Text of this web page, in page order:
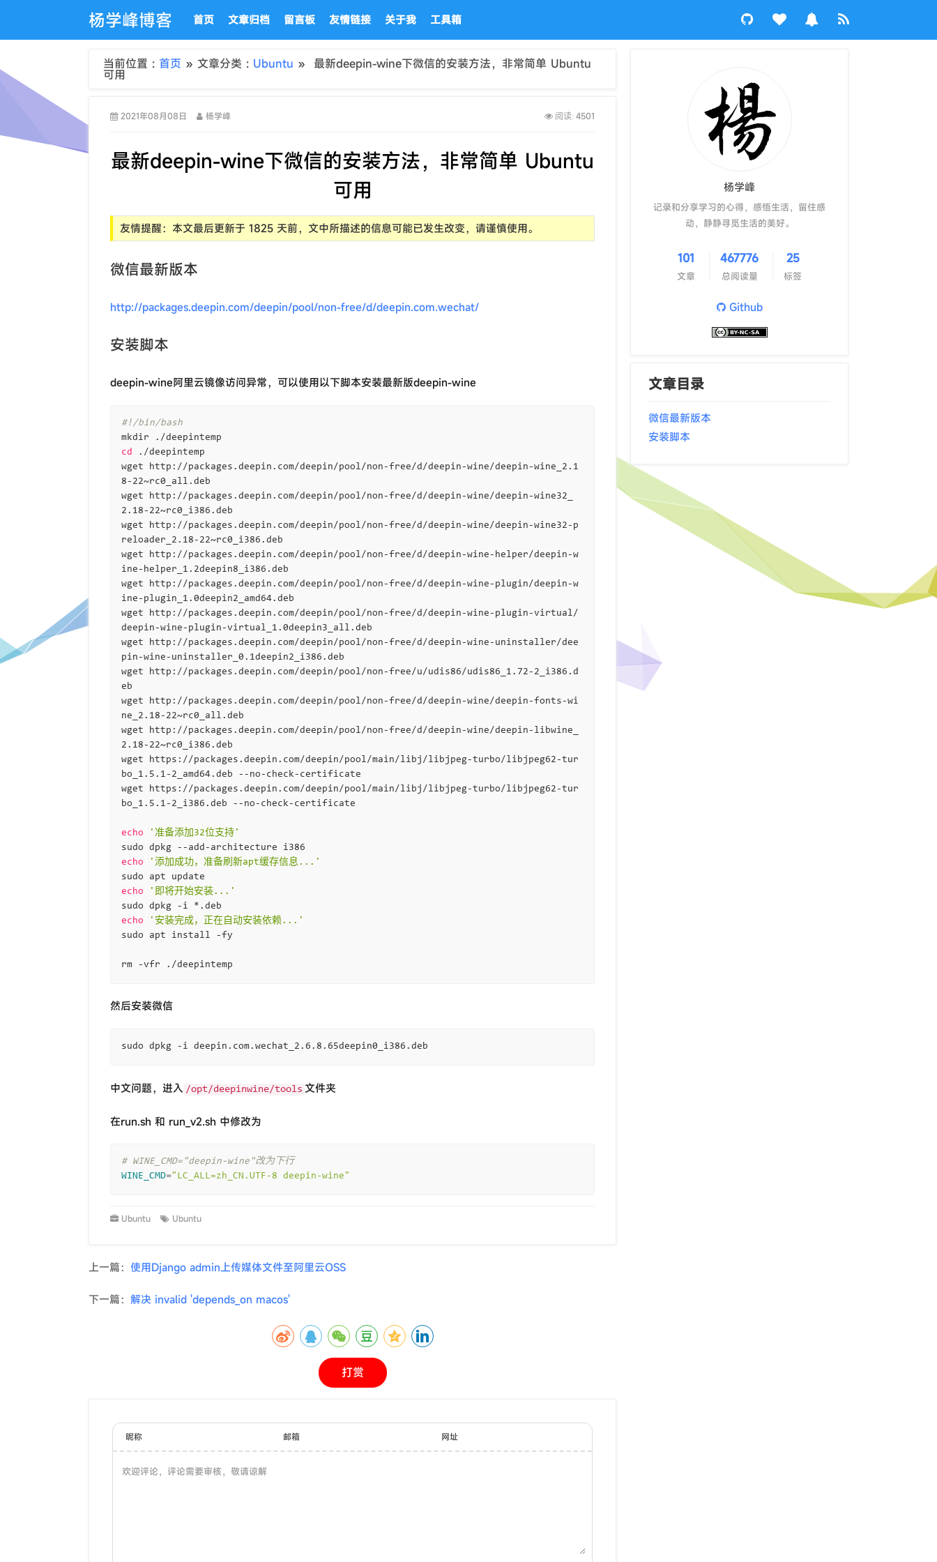
杨学峰博客 首页 文章归档 留言板 友情链接 关于我 工具箱
当前位置 : 首页 » 文章分类 : Ubuntu » 最新deepin-wine下微信的安装方法，非常简单 Ubuntu
可用
2021年08月08日 杨学峰 阅读: 4501
最新deepin-wine下微信的安装方法，非常简单 Ubuntu
可用
友情提醒：本文最后更新于 1825 天前，文中所描述的信息可能已发生改变，请谨慎使用。
微信最新版本
http://packages.deepin.com/deepin/pool/non-free/d/deepin.com.wechat/
安装脚本
deepin-wine阿里云镜像访问异常，可以使用以下脚本安装最新版deepin-wine
#!/bin/bash
cd
./deepintemp
wget http://packages.deepin.com/deepin/pool/non-free/d/deepin-wine/deepin-wine_2.1
8-22~rc0_all.deb
wget http://packages.deepin.com/deepin/pool/non-free/d/deepin-wine/deepin-wine32_
2.18-22~rc0_i386.deb
wget http://packages.deepin.com/deepin/pool/non-free/d/deepin-wine/deepin-wine32-p
reloader_2.18-22~rc0_i386.deb
wget http://packages.deepin.com/deepin/pool/non-free/d/deepin-wine-helper/deepin-w
ine-helper_1.2deepin8_i386.deb
wget http://packages.deepin.com/deepin/pool/non-free/d/deepin-wine-plugin/deepin-w
ine-plugin_1.0deepin2_amd64.deb
wget http://packages.deepin.com/deepin/pool/non-free/d/deepin-wine-plugin-virtual/
deepin-wine-plugin-virtual_1.0deepin3_all.deb
wget http://packages.deepin.com/deepin/pool/non-free/d/deepin-wine-uninstaller/dee
pin-wine-uninstaller_0.1deepin2_i386.deb
wget http://packages.deepin.com/deepin/pool/non-free/u/udis86/udis86_1.72-2_i386.d
eb
wget http://packages.deepin.com/deepin/pool/non-free/d/deepin-wine/deepin-fonts-wi
ne_2.18-22~rc0_all.deb
wget http://packages.deepin.com/deepin/pool/non-free/d/deepin-wine/deepin-libwine_
2.18-22~rc0_i386.deb
wget https://packages.deepin.com/deepin/pool/main/libj/libjpeg-turbo/libjpeg62-tur
bo_1.5.1-2_amd64.deb --no-check-certificate
wget https://packages.deepin.com/deepin/pool/main/libj/libjpeg-turbo/libjpeg62-tur
bo_1.5.1-2_i386.deb --no-check-certificate
echo
'准备添加32位支持'
echo
'添加成功，准备刷新apt缓存信息...'
echo
'即将开始安装...'
echo
'安装完成，正在自动安装依赖...'
sudo apt install -fy
然后安装微信
中文问题，进入 /opt/deepinwine/tools 文件夹
在run.sh 和 run_v2.sh 中修改为
# WINE_CMD="deepin-wine"改为下行
WINE_CMD="LC_ALL=zh_CN.UTF-8 deepin-wine"
Ubuntu Ubuntu
上一篇： 使用Django admin上传媒体文件至阿里云OSS
下一篇： 解决 invalid 'depends_on macos'
打赏
昵称 邮箱 网址
杨学峰
记录和分享学习的心得，感悟生活，留住感
动，静静寻觅生活的美好。
101
文章
467776
总阅读量
25
标签
Github
文章目录
微信最新版本
安装脚本